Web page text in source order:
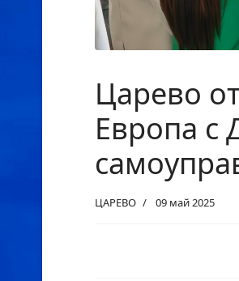
Царево
Европа с
ЦАРЕВО 09 май 2025